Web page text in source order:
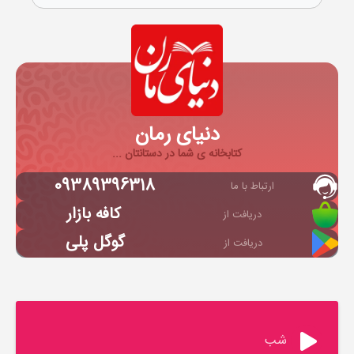
دنیای رمان
کتابخانه ی شما در دستانتان ...
ارتباط با ما 09389396318
دریافت از کافه بازار
دریافت از گوگل پلی
شب